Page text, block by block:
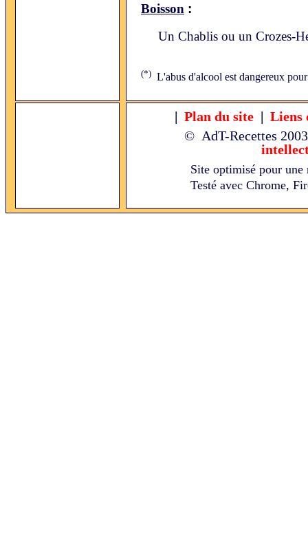
Boisson :
Un Chablis ou un Crozes-
(*) L'abus d'alcool est dangereux
| Plan du site | Liens
© AdT-Recettes
Site optimisé pour
Testé avec Chrome,